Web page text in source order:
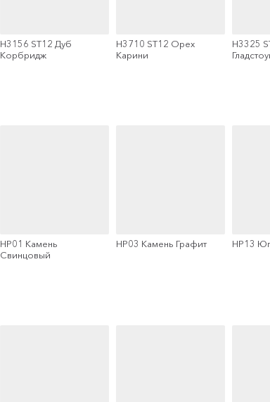
H3156 ST12 Дуб
Корбридж
Н3710 ST12 Орех
Карини
H3325
HP01 Камень
Свинцовый
HP03 Камень Графит HP13